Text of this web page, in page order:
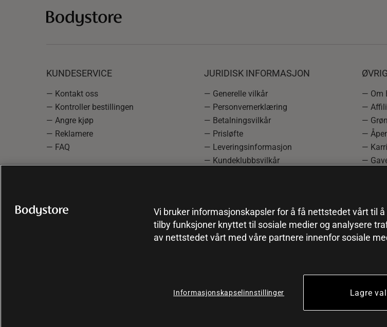
KUNDESERVICE
— Kontakt oss
— Kontroller bestillingen
— Angre kjøp
— Reklamere
— FAQ
JURIDISK INFORMASJON
— Generelle vilkår
— Personvernerklæring
— Betalningsvilkår
— Prisløfte
— Leveringsinformasjon
— Kundeklubbsvilkår
— Om
—
—
—
—
—
Vi bruker informasjonskapsler for å få nettstedet vårt til
tilby funksjoner knyttet til sosiale medier og analysere
av nettstedet vårt med våre partnere innenfor sosiale
Informasjonskapselinnstillinger Lagre